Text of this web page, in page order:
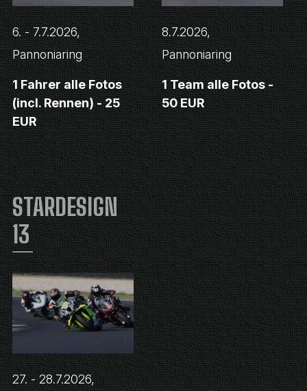
6. - 7.7.2026,
Pannoniaring
1 Fahrer alle Fotos
(incl. Rennen) - 25
EUR
8.7.2026,
Pannoniaring
1 Team alle Fotos -
50 EUR
STARDESIGN
13
27. - 28.7.2026,